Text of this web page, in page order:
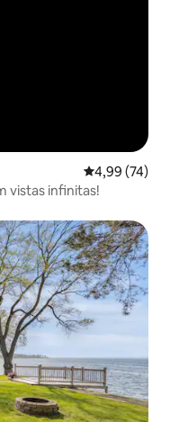
4,99 de uma
4,99 (74)
vistas infinitas!